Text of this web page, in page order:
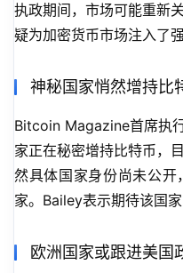
执政期间，市场可能重新
疑为加密货币市场注入了强
神秘国家悄然增持比
Bitcoin Magazine首席执
家正在秘密增持比特币，
然具体国家身份尚未公开
家。Bailey表示期待该国
欧洲国家或跟进美国